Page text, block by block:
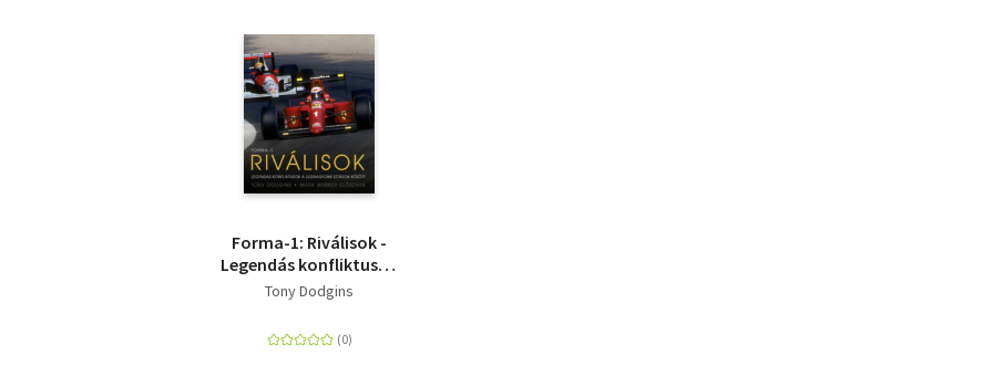
Forma-1: Riválisok -
Legendás konfliktusok
a legnagyobb sztárok
Tony Dodgins